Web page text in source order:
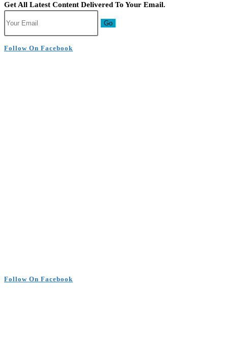
Get All Latest Content Delivered To Your Email.
Go
Follow On Facebook
Follow On Facebook